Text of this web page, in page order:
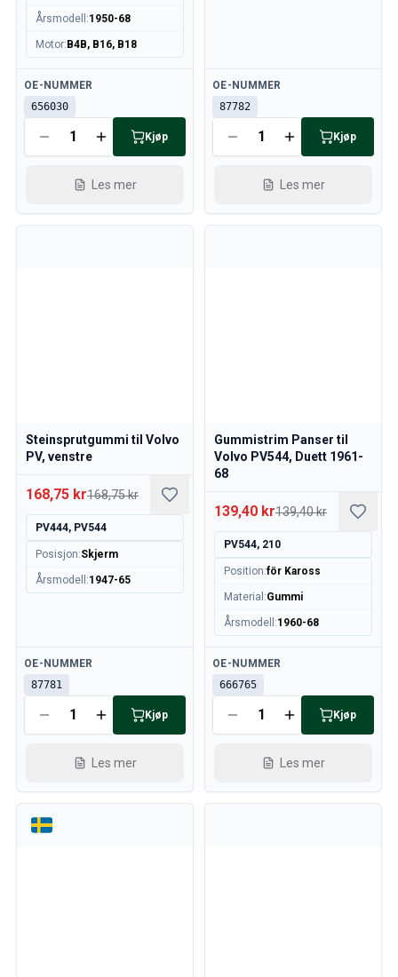
Årsmodell :1950-68
Motor: B4B, B16, B18
Tilgjengelig
OE-NUMMER
656030
Kjøp
Les mer
Tilgjengelig
OE-NUMMER
87782
Kjøp
Les mer
Steinsprutgummi til Volvo
PV, venstre
168,75 kr168,75 kr
PV444, PV544
Posisjon:Skjerm
Årsmodell :1947-65
Tilgjengelig
OE-NUMMER
87781
Kjøp
Les mer
Gummistrim Panser til
Volvo PV544, Duett 1961-
68
139,40 kr139,40 kr
PV544, 210
Position:för Kaross
Material :Gummi
Årsmodell :1960-68
Tilgjengelig
OE-NUMMER
666765
Kjøp
Les mer